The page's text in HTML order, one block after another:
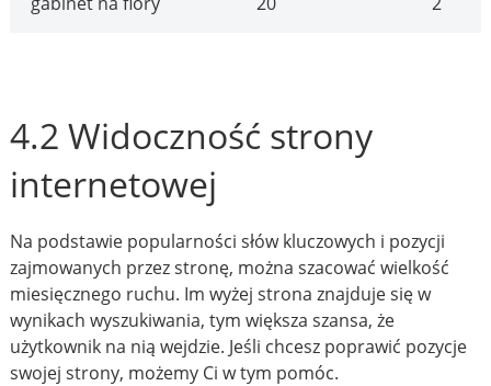
4.2 Widoczność strony
internetowej
Na podstawie popularności słów kluczowych i pozycji
zajmowanych przez stronę, można szacować wielkość
miesięcznego ruchu. Im wyżej strona znajduje się w
wynikach wyszukiwania, tym większa szansa, że
użytkownik na nią wejdzie. Jeśli chcesz poprawić pozycje
swojej strony, możemy Ci w tym pomóc.